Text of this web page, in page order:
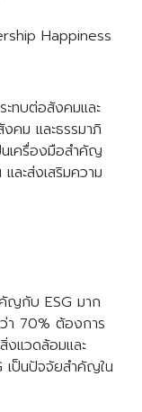
Happiness
ทบต่อสังคมและ
คม และธรรมาภิ
นเครื่องมือสำคัญ
ละส่งเสริมความ
ญกับ ESG มาก
า 70% ต้องการ
แวดล้อมและ
เป็นปัจจัยสำคัญใน